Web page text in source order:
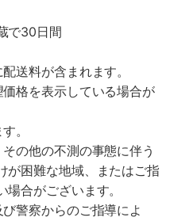
で30日間
送料が含まれます。
格を表示している場合が
。
の他の不測の事態に伴う
が困難な地域、またはご指
合がございます。
警察からのご指導によ